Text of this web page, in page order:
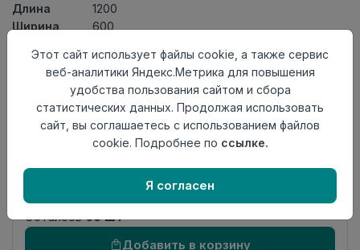
Длина
1200
Ширина
600
Товарная
группа
Керамогранит
9
Поверхность панч-карвинг
Страна
происхождения
Индия
Номер
Осталось65 шт
Добавить в корзину
Этот сайт использует файлы cookie, а также сервис
веб-аналитики Яндекс.Метрика для повышения
удобства пользования сайтом и сбора
статистических данных. Продолжая использовать
сайт, вы соглашаетесь с использованием файлов
cookie. Подробнее по ссылке.
Я согласен